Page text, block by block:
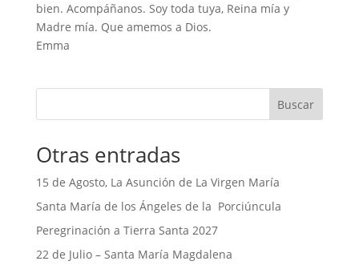
bien. Acompáñanos. Soy toda tuya, Reina mía y
Madre mía. Que amemos a Dios.
Emma
Buscar
Otras entradas
15 de Agosto, La Asunción de La Virgen María
Santa María de los Ángeles de la Porciúncula
Peregrinación a Tierra Santa 2027
22 de Julio – Santa María Magdalena